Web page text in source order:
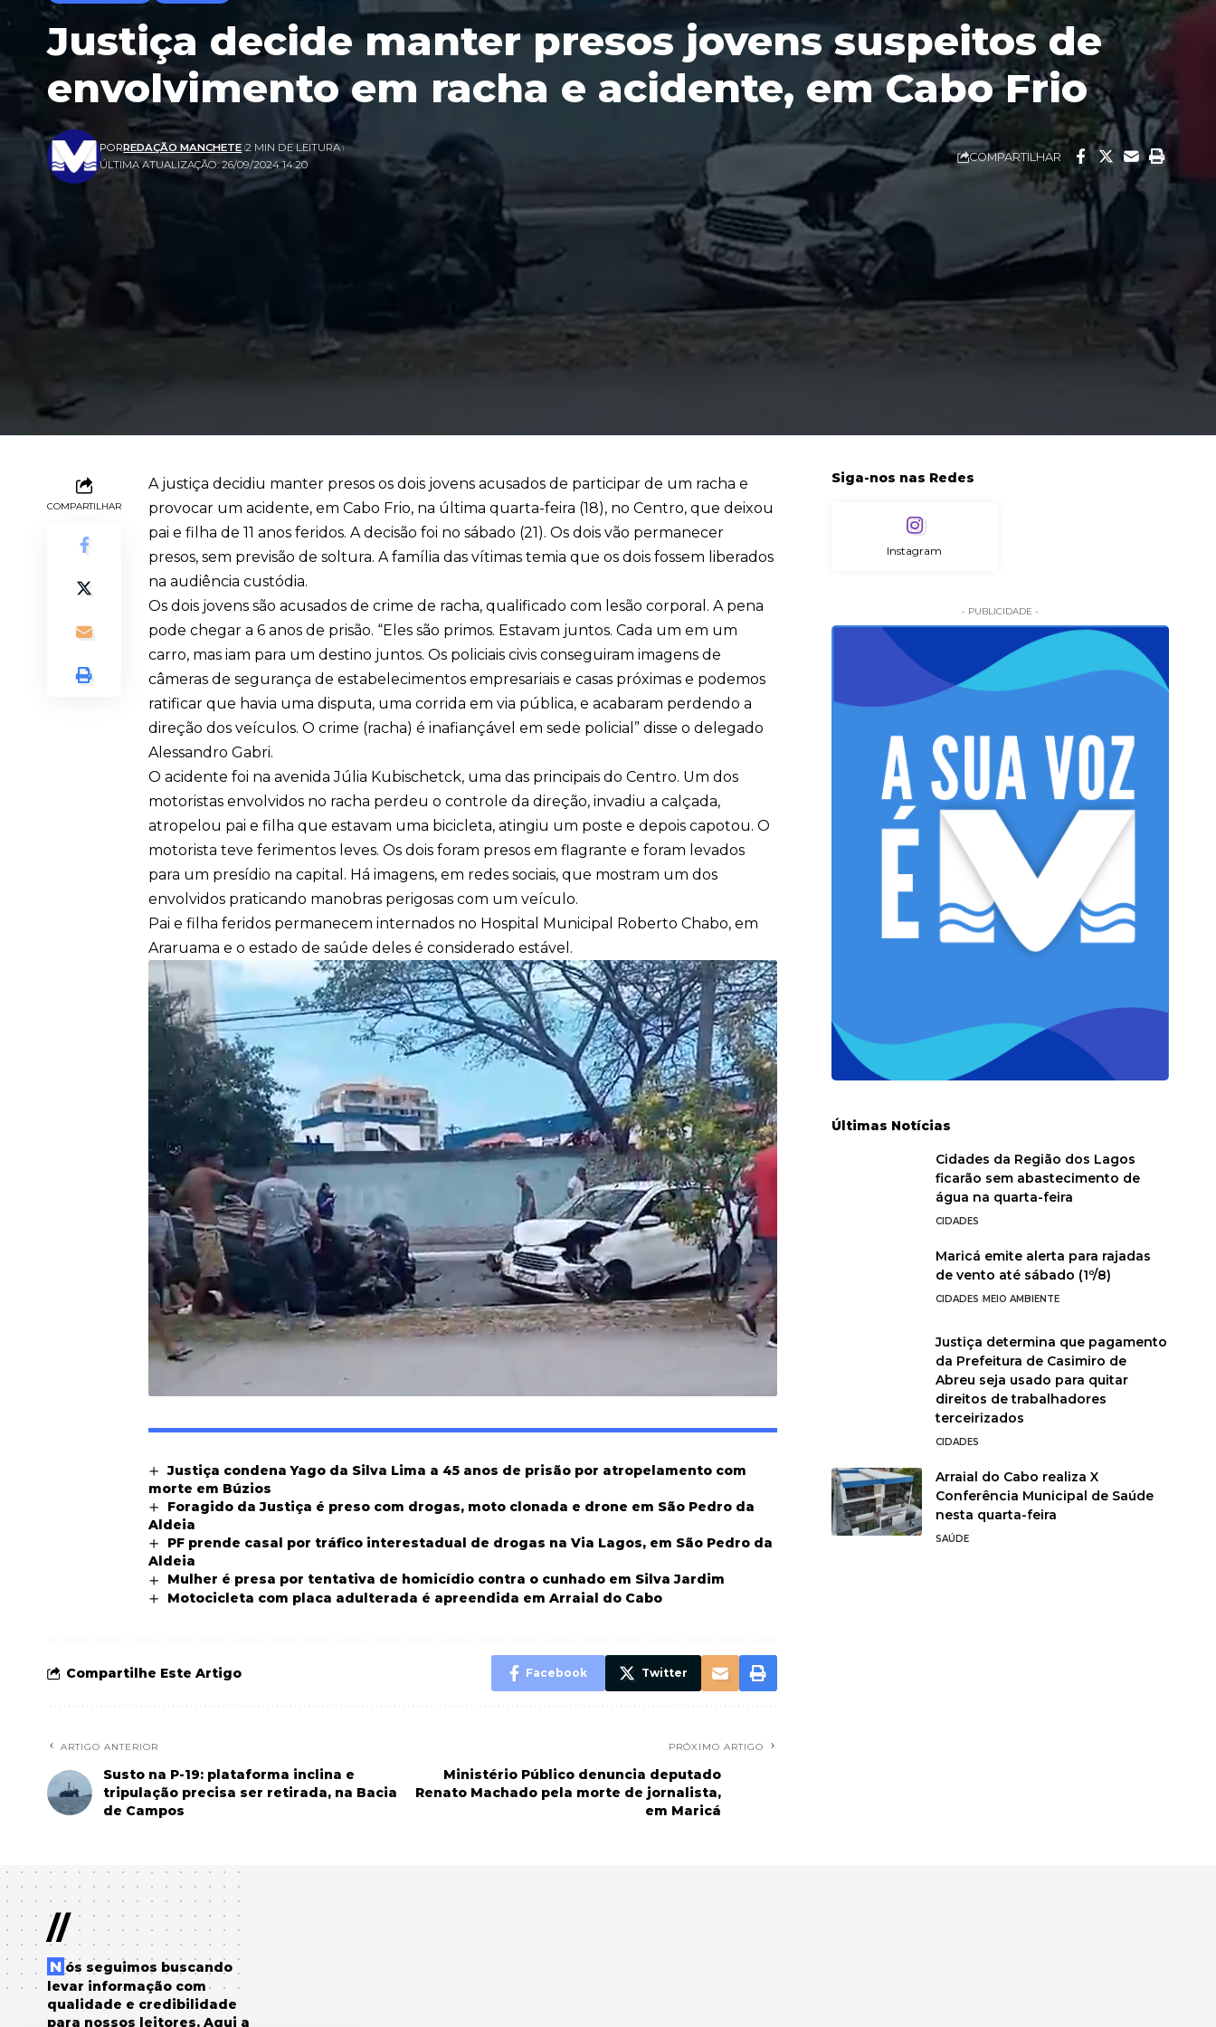
Justiça decide manter presos jovens suspeitos de
envolvimento em racha e acidente, em Cabo Frio
ÚLTIMA ATUALIZAÇÃO: 26/09/2024 14:20
PORREDAÇÃO MANCHETE 2 MIN DE LEITURA
COMPARTILHAR
COMPARTILHAR
A justiça decidiu manter presos os dois jovens acusados de participar de um racha e
provocar um acidente, em Cabo Frio, na última quarta-feira (18), no Centro, que deixou
pai e filha de 11 anos feridos. A decisão foi no sábado (21). Os dois vão permanecer
presos, sem previsão de soltura. A família das vítimas temia que os dois fossem liberados
na audiência custódia.
Os dois jovens são acusados de crime de racha, qualificado com lesão corporal. A pena
pode chegar a 6 anos de prisão. “Eles são primos. Estavam juntos. Cada um em um
carro, mas iam para um destino juntos. Os policiais civis conseguiram imagens de
câmeras de segurança de estabelecimentos empresariais e casas próximas e podemos
ratificar que havia uma disputa, uma corrida em via pública, e acabaram perdendo a
direção dos veículos. O crime (racha) é inafiançável em sede policial” disse o delegado
Alessandro Gabri.
O acidente foi na avenida Júlia Kubischetck, uma das principais do Centro. Um dos
motoristas envolvidos no racha perdeu o controle da direção, invadiu a calçada,
atropelou pai e filha que estavam uma bicicleta, atingiu um poste e depois capotou. O
motorista teve ferimentos leves. Os dois foram presos em flagrante e foram levados
para um presídio na capital. Há imagens, em redes sociais, que mostram um dos
envolvidos praticando manobras perigosas com um veículo.
Pai e filha feridos permanecem internados no Hospital Municipal Roberto Chabo, em
Araruama e o estado de saúde deles é considerado estável.
Justiça condena Yago da Silva Lima a 45 anos de prisão por atropelamento com
morte em Búzios
Foragido da Justiça é preso com drogas, moto clonada e drone em São Pedro da
Aldeia
PF prende casal por tráfico interestadual de drogas na Via Lagos, em São Pedro da
Aldeia
Mulher é presa por tentativa de homicídio contra o cunhado em Silva Jardim
Motocicleta com placa adulterada é apreendida em Arraial do Cabo
Compartilhe Este Artigo Facebook Twitter
ARTIGO ANTERIOR
Susto na P-19: plataforma inclina e
tripulação precisa ser retirada, na Bacia
de Campos
PRÓXIMO ARTIGO
Ministério Público denuncia deputado
Renato Machado pela morte de jornalista,
em Maricá
Siga-nos nas Redes
Instagram
- PUBLICIDADE -
Últimas Notícias
Cidades da Região dos Lagos
ficarão sem abastecimento de
água na quarta-feira
CIDADES
Maricá emite alerta para rajadas
de vento até sábado (1º/8)
CIDADES MEIO AMBIENTE
Justiça determina que pagamento
da Prefeitura de Casimiro de
Abreu seja usado para quitar
direitos de trabalhadores
terceirizados
CIDADES
Arraial do Cabo realiza X
Conferência Municipal de Saúde
nesta quarta-feira
SAÚDE
//
Nós seguimos buscando
levar informação com
qualidade e credibilidade
para nossos leitores. Aqui a